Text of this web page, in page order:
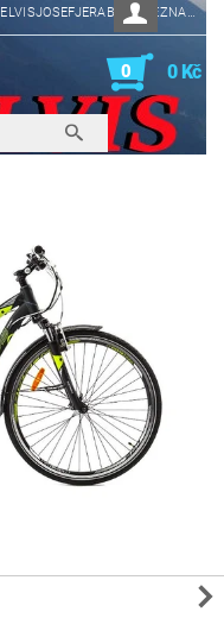
ELVISJOSEFJERABEK@SEZNAM.CZ
0 0 Kč